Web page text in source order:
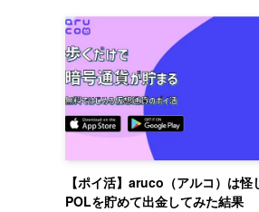
【ポイ活】aruco（アルコ）は怪
POLを貯めて出金してみた結果